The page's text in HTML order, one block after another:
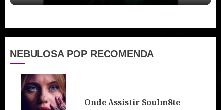
NEBULOSA POP RECOMENDA
Onde Assistir Soulm8te